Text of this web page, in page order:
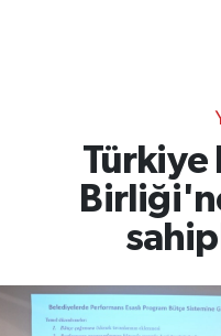
Türkiye
RESMİ İLANLAR
Gencsesfm